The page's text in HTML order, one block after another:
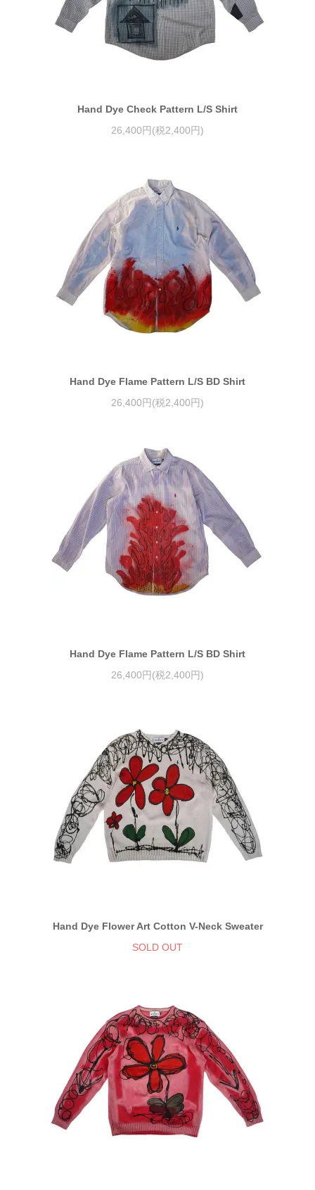
Hand Dye Check Pattern L/S Shirt
26,400円(税2,400円)
Hand Dye Flame Pattern L/S BD Shirt
26,400円(税2,400円)
Hand Dye Flame Pattern L/S BD Shirt
26,400円(税2,400円)
Hand Dye Flower Art Cotton V-Neck Sweater
SOLD OUT